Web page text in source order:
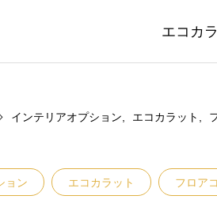
エコカ
インテリアオプション エコカラット
ョン エコカラット フロア